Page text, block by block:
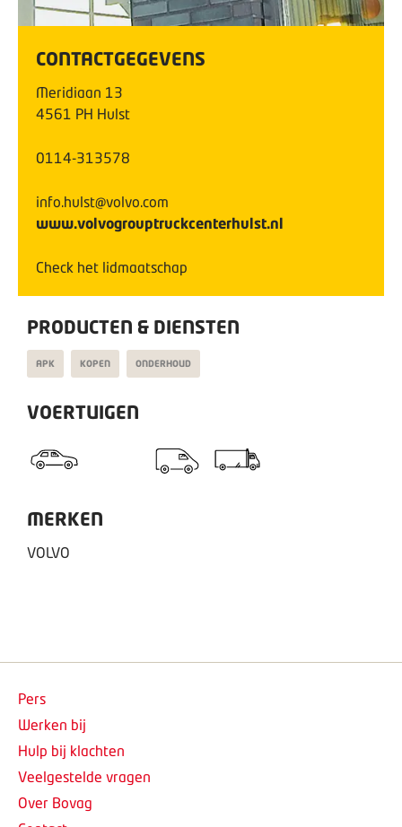
CONTACTGEGEVENS
Meridiaan 13
4561 PH Hulst
0114-313578
info.hulst@volvo.com
www.volvogrouptruckcenterhulst.nl
Check het lidmaatschap
PRODUCTEN & DIENSTEN
APK KOPEN ONDERHOUD
VOERTUIGEN
MERKEN
VOLVO
Pers
Werken bij
Hulp bij klachten
Veelgestelde vragen
Over Bovag